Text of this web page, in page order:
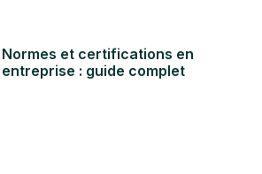
Normes et certifications en
entreprise : guide complet